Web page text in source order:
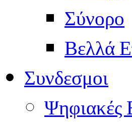
Σύνορο
Βελλά
Συνδεσμοι
Ψηφιακές